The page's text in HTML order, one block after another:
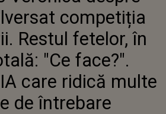
TOTALĂ: "CE FACE?". DECLARAȚIA
CARE RIDICĂ MULTE SEMNE DE
ÎNTREBARE
competiția
Restul fetelor, în
"Ce face?".
care ridică multe
de întrebare